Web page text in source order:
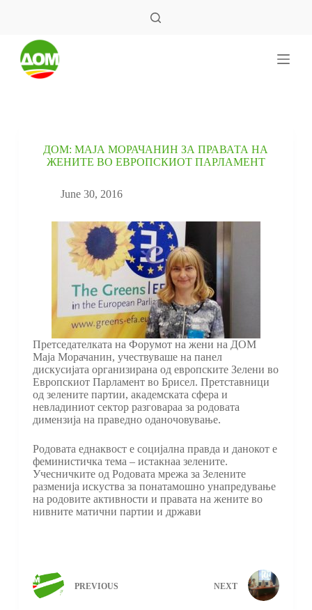
ДОМ: МАЈА МОРАЧАНИН ЗА ПРАВАТА НА
ЖЕНИТЕ ВО ЕВРОПСКИОТ ПАРЛАМЕНТ
June 30, 2016
Претседателката на Форумот на жени на ДОМ
Маја Морачанин, учествуваше на панел
дискусијата организирана од европските Зелени во
Европскиот Парламент во Брисел. Претставници
од зелените партии, академската сфера и
невладиниот сектор разговараа за родовата
димензија на праведно оданочовување.
Родовата еднаквост е социјална правда и данокот е
феминистичка тема – истакнаа зелените.
Учесничките од Родовата мрежа за Зелените
разменија искуства за понатамошно унапредување
на родовите активности и правата на жените во
нивните матични партии и држави
PREVIOUS NEXT